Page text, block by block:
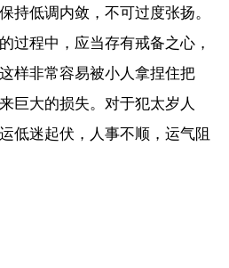
持低调内敛，不可过度张扬。
过程中，应当存有戒备之心，
样非常容易被小人拿捏住把
巨大的损失。对于犯太岁人
低迷起伏，人事不顺，运气阻